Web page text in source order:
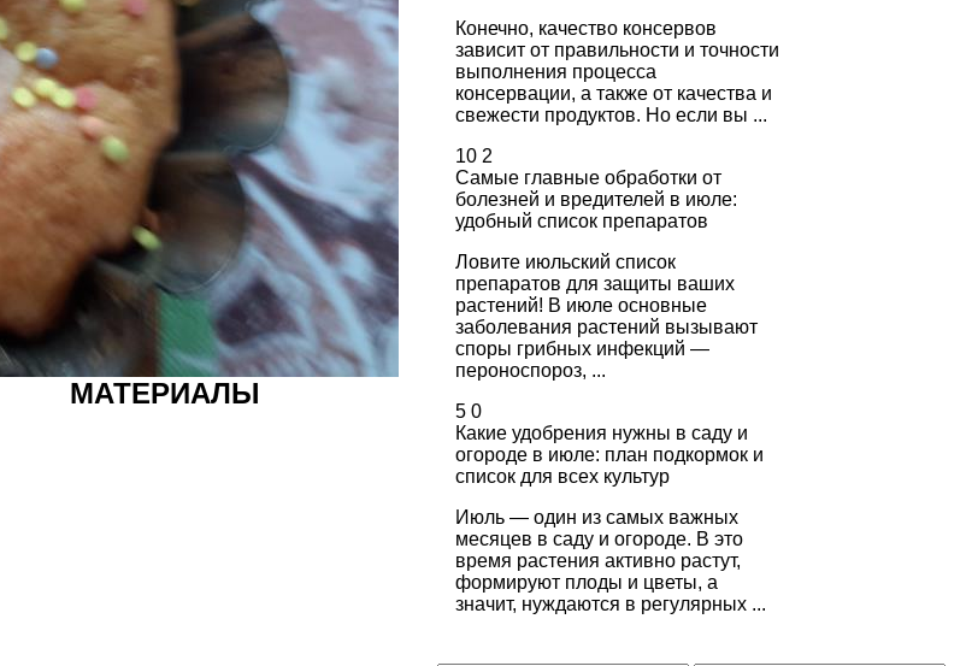
МАТЕРИАЛЫ
Конечно, качество консервов
зависит от правильности и точности
выполнения процесса
консервации, а также от качества и
свежести продуктов. Но если вы ...
10 2
Самые главные обработки от
болезней и вредителей в июле:
удобный список препаратов
Ловите июльский список
препаратов для защиты ваших
растений! В июле основные
заболевания растений вызывают
споры грибных инфекций —
пероноспороз, ...
5 0
Какие удобрения нужны в саду и
огороде в июле: план подкормок и
список для всех культур
Июль — один из самых важных
месяцев в саду и огороде. В это
время растения активно растут,
формируют плоды и цветы, а
значит, нуждаются в регулярных ...